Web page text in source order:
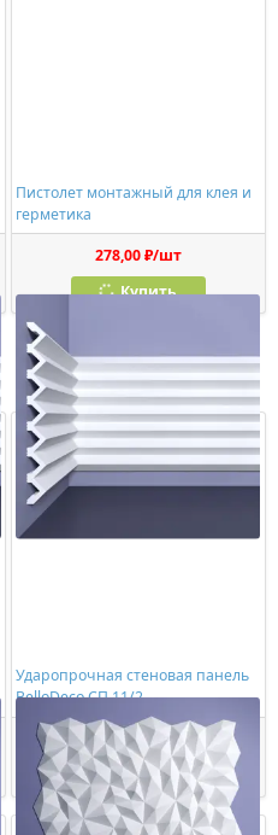
Пистолет монтажный для клея и
герметика
278,00 ₽/шт
Купить
Ударопрочная стеновая панель
BelloDeco СП 11/2
2417,00 ₽/шт
Купить